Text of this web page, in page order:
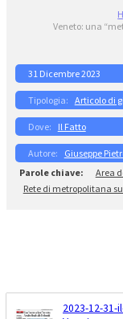
Veneto: una
31 Dicembre 2023
Articolo di
Il Fatto
Giuseppe
Area
Rete di metropolitana
2023-12-31-